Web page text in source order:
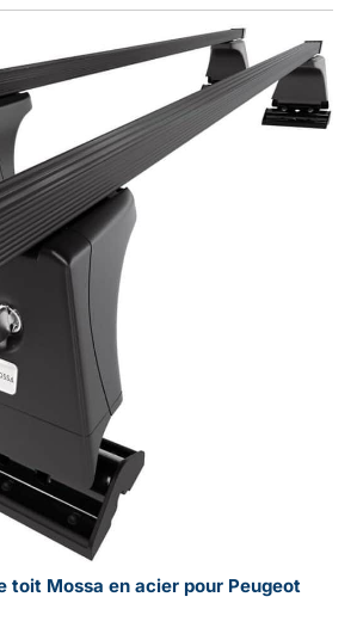
toit Mossa en acier pour Peugeot